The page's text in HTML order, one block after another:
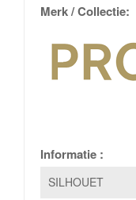
Merk / Collectie:
Informatie :
SILHOUET